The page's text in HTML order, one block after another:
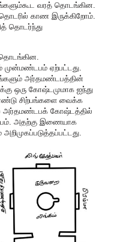
வரத் தொடங்கின.
காண இருக்கிறோம்.
தொடர்ந்து
தொடங்கின.
முன்மண்டபம் ஏற்பட்டது.
அர்தமண்டபத்தின்
ஒரு கோஷ்டமுமாக ஐந்து
சிற்பங்களை வைக்க
அர்தமண்டபக் கோஷ்டத்தில்
அதற்கு இணையாக